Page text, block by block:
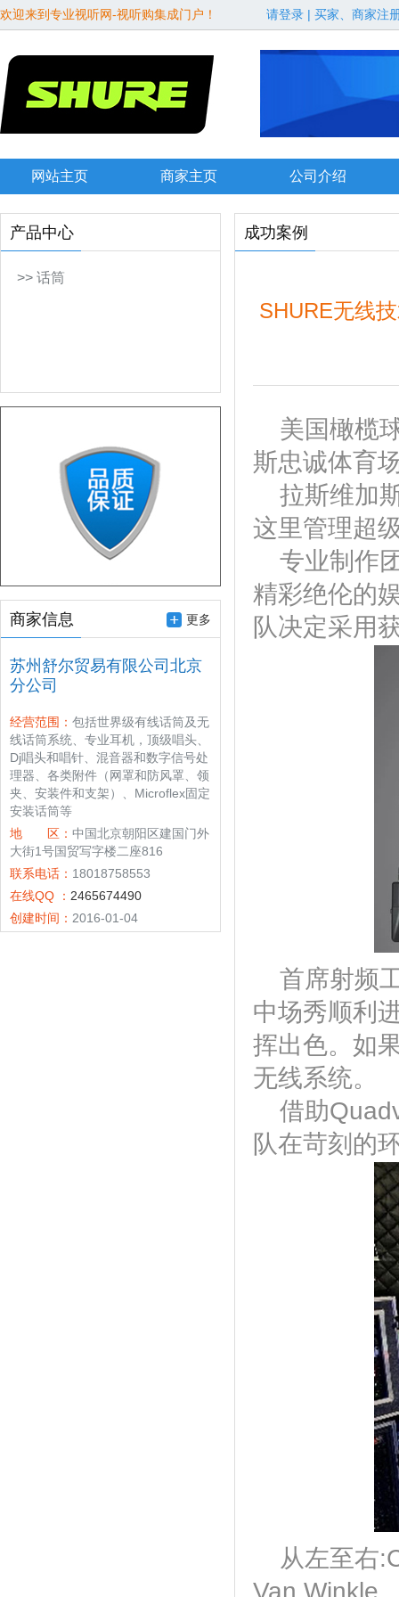
欢迎来到专业视听网-视听购集成门户！ 请登录 | 买家、商家注
网站主页 商家主页 公司介绍
产品中心
>> 话筒
商家信息 更多
苏州舒尔贸易有限公司北京
分公司
经营范围： 包括世界级有线话筒及无
线话筒系统、专业耳机，顶级唱头、
Dj唱头和唱针、混音器和数字信号处
理器、各类附件（网罩和防风罩、领
夹、安装件和支架）、Microflex固定
安装话筒等
地 区： 中国北京朝阳区建国门外
大街1号国贸写字楼二座816
联系电话： 18018758553
在线QQ ： 2465674490
创建时间： 2016-01-04
成功案例
SHURE无线
美国橄榄
斯忠诚体育
拉斯维加
这里管理超
专业制作
精彩绝伦的
队决定采用
首席射频
中场秀顺利
挥出色。如
无线系统。
借助
队在苛刻的
从左至右
Van Winkle